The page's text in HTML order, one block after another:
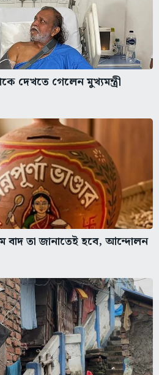
দেখতে গেলেন মুখ্যমন্ত্রী
বাদ তা জানাতেই হবে, আন্দোলন